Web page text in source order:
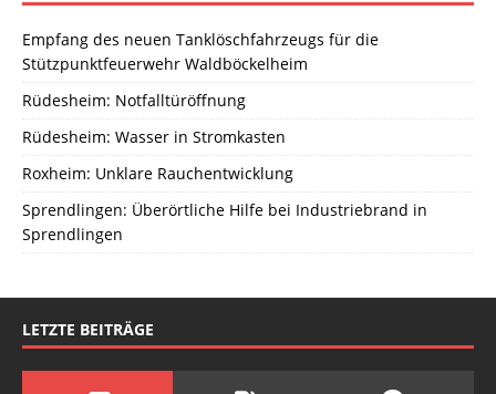
Empfang des neuen Tanklöschfahrzeugs für die
Stützpunktfeuerwehr Waldböckelheim
Rüdesheim: Notfalltüröffnung
Rüdesheim: Wasser in Stromkasten
Roxheim: Unklare Rauchentwicklung
Sprendlingen: Überörtliche Hilfe bei Industriebrand in
Sprendlingen
LETZTE BEITRÄGE